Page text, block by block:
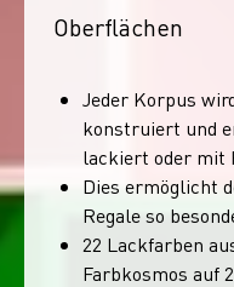
Oberflächen
Jeder Korpus
konstruiert und
lackiert oder mit
Dies ermöglicht
Regale so
22 Lackfarben
Farbkosmos auf